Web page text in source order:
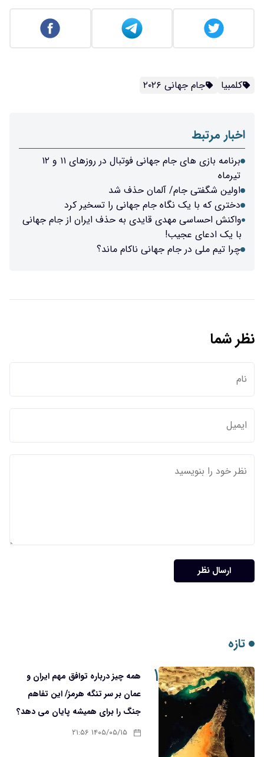
کلمبیا جام جهانی ۲۰۲۶
اخبار مرتبط
برنامه بازی های جام جهانی فوتبال در روزهای ۱۱ و ۱۲
تیرماه
اولین شگفتی جام/ آلمان حذف شد
دختری که با یک نگاه جام جهانی را تسخیر کرد
واکنش احساسی مهدی قایدی به حذف ایران از جام جهانی
با یک ادعای عجیب!
چرا تیم ملی در جام جهانی ناکام ماند؟
نظر شما
ارسال نظر
تازه
۱
همه چیز درباره توافق مهم ایران و
عمان بر سر تنگه هرمز/ این تفاهم
جنگ را برای همیشه پایان می دهد؟
۱۴۰۵/۰۵/۱۵ ۲۱:۵۶